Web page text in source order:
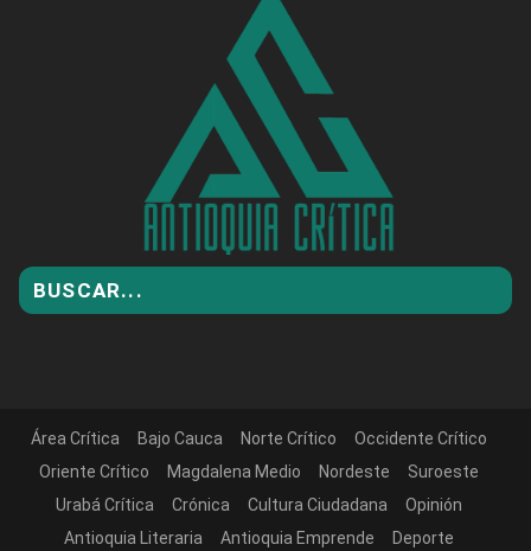
Área Crítica Bajo Cauca Norte Crítico
Occidente Crítico
Oriente Crítico
Magdalena Medio Nordeste
Suroeste
Urabá Crítica
Crónica Cultura Ciudadana
Opinión
Antioquia Literaria
Antioquia Emprende Deporte